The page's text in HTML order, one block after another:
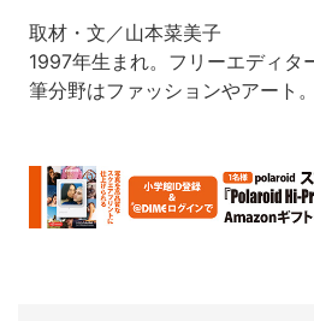
取材・文／山本菜美子
1997年生まれ。フリーエディタ
筆分野はファッションやアート。